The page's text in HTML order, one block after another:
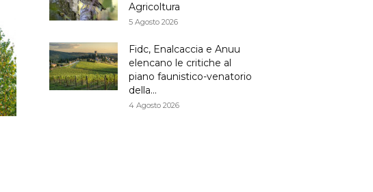
Agricoltura
5 Agosto 2026
Fidc, Enalcaccia e Anuu
elencano le critiche al
piano faunistico-venatorio
della...
4 Agosto 2026